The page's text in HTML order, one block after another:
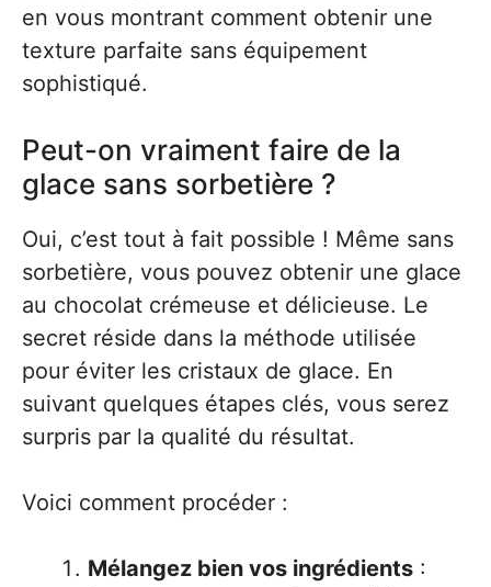
en vous montrant comment obtenir une
texture parfaite sans équipement
sophistiqué.
Peut-on vraiment faire de la
glace sans sorbetière ?
Oui, c’est tout à fait possible ! Même sans
sorbetière, vous pouvez obtenir une glace
au chocolat crémeuse et délicieuse. Le
secret réside dans la méthode utilisée
pour éviter les cristaux de glace. En
suivant quelques étapes clés, vous serez
surpris par la qualité du résultat.
Voici comment procéder :
Mélangez bien vos ingrédients :